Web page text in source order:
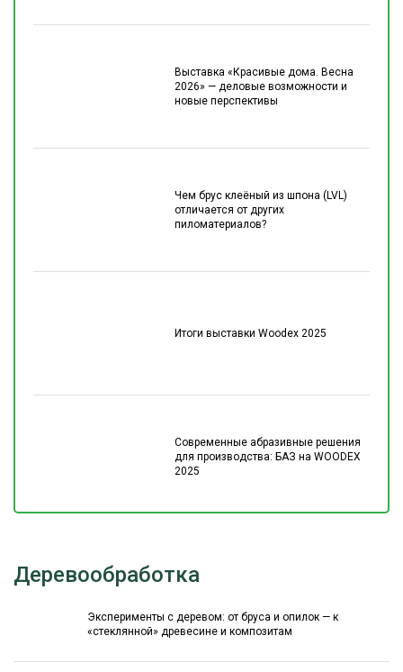
Выставка «Красивые дома. Весна
2026» — деловые возможности и
новые перспективы
Чем брус клеёный из шпона (LVL)
отличается от других
пиломатериалов?
Итоги выставки Woodex 2025
Современные абразивные решения
для производства: БАЗ на WOODEX
2025
Деревообработка
Эксперименты с деревом: от бруса и опилок — к
«стеклянной» древесине и композитам